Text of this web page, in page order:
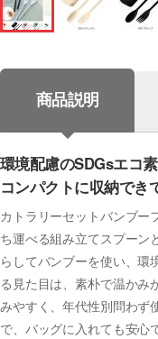
商品説明
環境配慮のSDGsエコ
コンパクトに収納でき
カトラリーセットバンブー
ち運べる組み立てスプーン
らしてバンブーを使い、環
る見た目は、素朴で温かみ
みやすく、年代性別問わず
で、バッグに入れても安心